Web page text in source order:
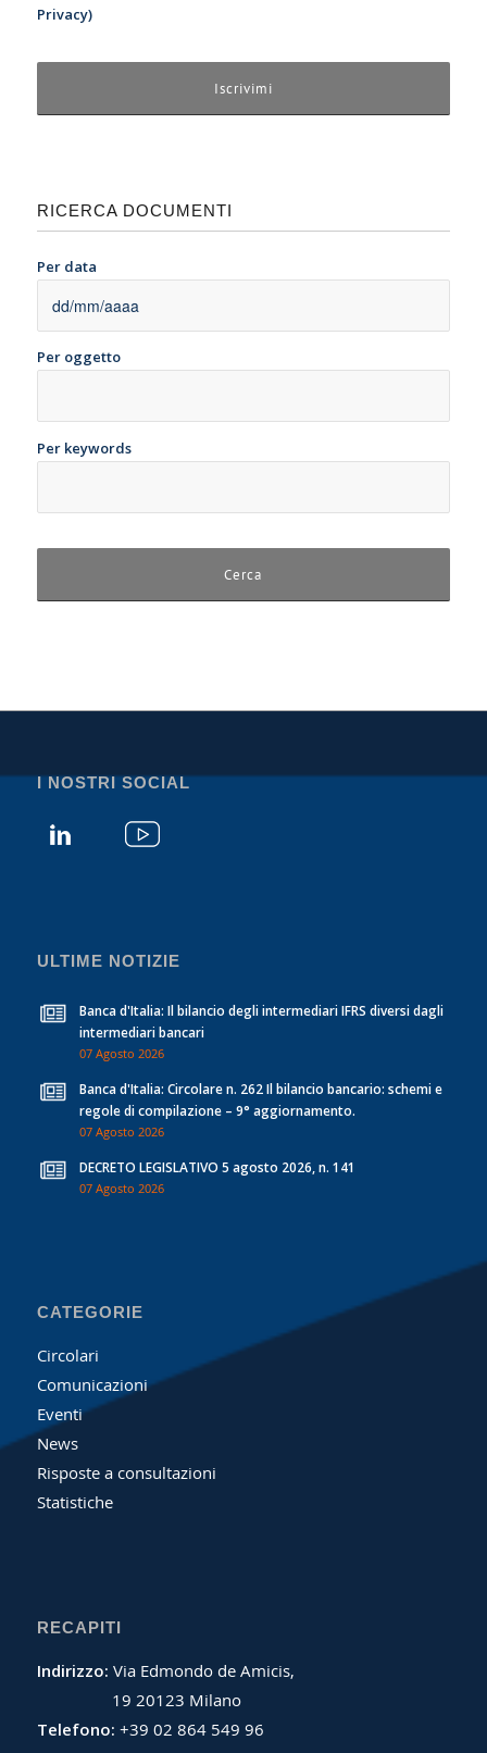
Privacy)
RICERCA DOCUMENTI
Per data
Per oggetto
Per keywords
I NOSTRI SOCIAL
ULTIME NOTIZIE
Banca d'Italia: Il bilancio degli intermediari IFRS diversi dagli
intermediari bancari
07 Agosto 2026
Banca d'Italia: Circolare n. 262 Il bilancio bancario: schemi e
regole di compilazione – 9° aggiornamento.
07 Agosto 2026
DECRETO LEGISLATIVO 5 agosto 2026, n. 141
07 Agosto 2026
CATEGORIE
Circolari
Comunicazioni
Eventi
News
Risposte a consultazioni
Statistiche
RECAPITI
Indirizzo: Via Edmondo de Amicis,
19 20123 Milano
Telefono: +39 02 864 549 96